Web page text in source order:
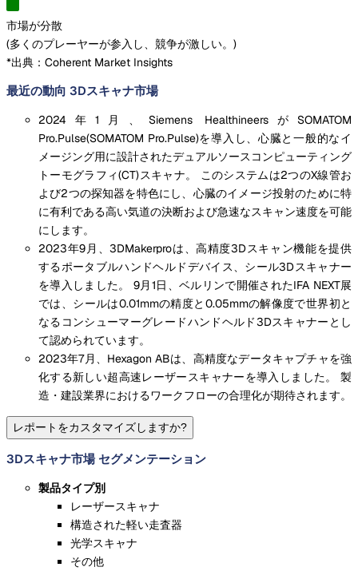
市場が分散
(多くのプレーヤーが参入し、競争が激しい。 )
*出典：Coherent Market Insights
最近の動向 3Dスキャナ市場
2024年1月、Siemens HealthineersがSOMATOM
Pro.Pulse(SOMATOM Pro.Pulse)を導入し、心臓と一般的なイ
メージング用に設計されたデュアルソースコンピューティング
トーモグラフィ(CT)スキャナ。 このシステムは2つのX線管お
よび2つの探知器を特色にし、心臓のイメージ投射のために特
に有利である高い気道の決断および急速なスキャン速度を可能
にします。
2023年9月、3DMakerproは、高精度3Dスキャン機能を提供
するポータブルハンドヘルドデバイス、シール3Dスキャナー
を導入しました。 9月1日、ベルリンで開催されたIFA NEXT展
では、シールは0.01mmの精度と0.05mmの解像度で世界初と
なるコンシューマーグレードハンドヘルド3Dスキャナーとし
て認められています。
2023年7月、Hexagon ABは、高精度なデータキャプチャを強
化する新しい超高速レーザースキャナーを導入しました。 製
造・建設業界におけるワークフローの合理化が期待されます。
レポートをカスタマイズしますか?
3Dスキャナ市場 セグメンテーション
製品タイプ別
レーザースキャナ
構造された軽い走査器
光学スキャナ
その他